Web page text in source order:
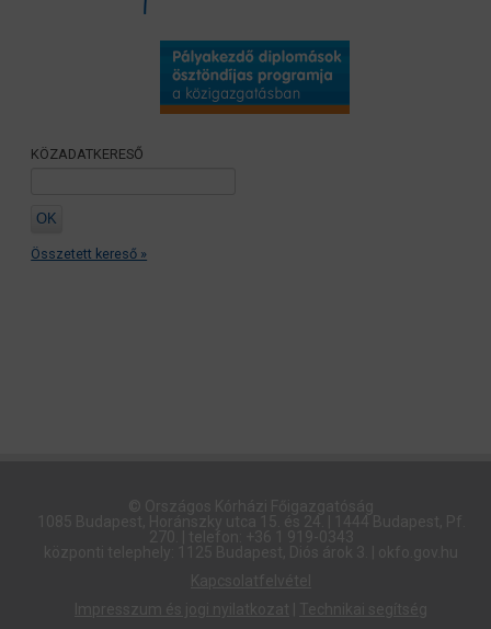
KÖZADATKERESŐ
Összetett kereső »